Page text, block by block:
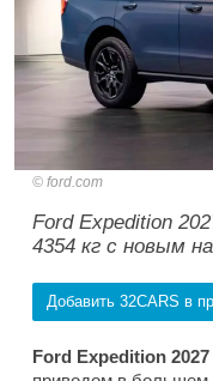
ford.com
Ford Expedition
4354 кг с новым
Добавить 32CARS в
Ford Expedition 2027